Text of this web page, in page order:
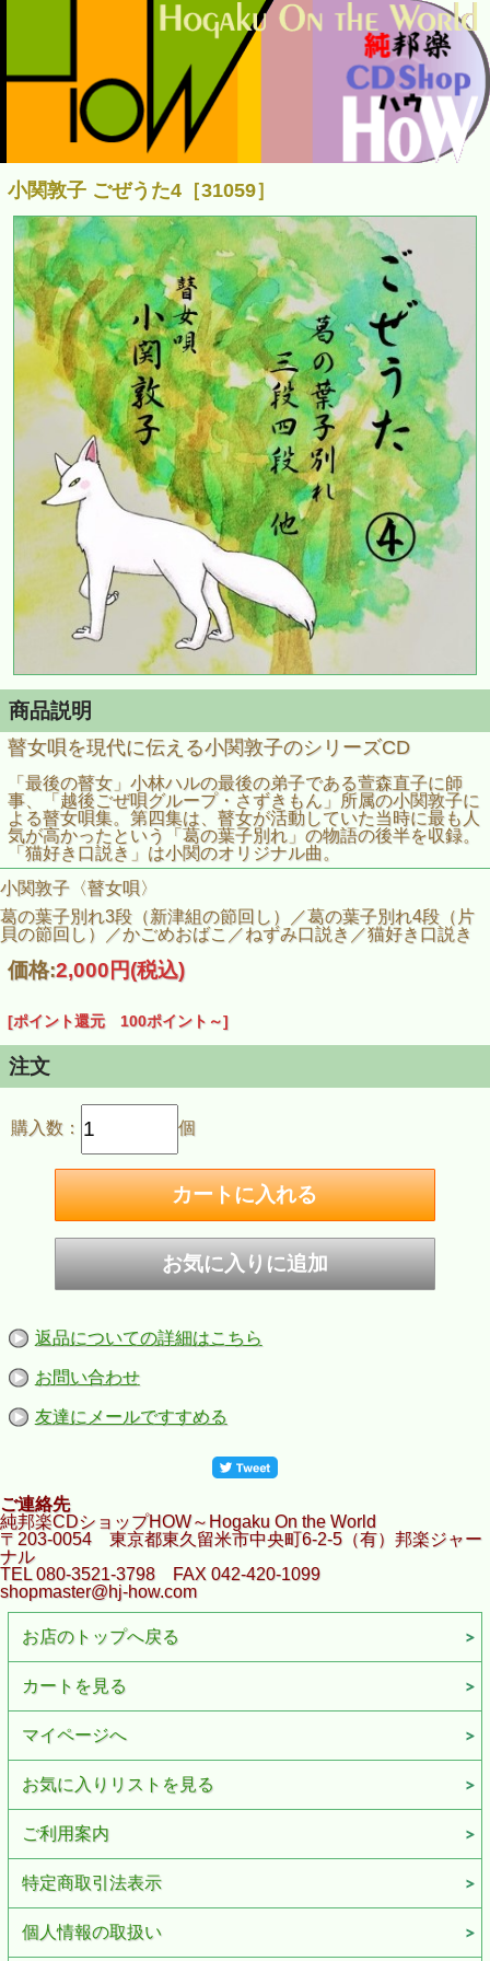
小関敦子 ごぜうた4［31059］
商品説明
瞽女唄を現代に伝える小関敦子のシリーズCD
「最後の瞽女」小林ハルの最後の弟子である萱森直子に師
事、「越後ごぜ唄グループ・さずきもん」所属の小関敦子に
よる瞽女唄集。第四集は、瞽女が活動していた当時に最も人
気が高かったという「葛の葉子別れ」の物語の後半を収録。
「猫好き口説き」は小関のオリジナル曲。
小関敦子〈瞽女唄〉
葛の葉子別れ3段（新津組の節回し）／葛の葉子別れ4段（片
貝の節回し）／かごめおばこ／ねずみ口説き／猫好き口説き
価格:2,000円(税込)
[ポイント還元 100ポイント～]
注文
購入数： 個
返品についての詳細はこちら
お問い合わせ
友達にメールですすめる
ご連絡先
純邦楽CDショップHOW～Hogaku On the World
〒203-0054 東京都東久留米市中央町6-2-5（有）邦楽ジャー
ナル
TEL 080-3521-3798 FAX 042-420-1099
shopmaster@hj-how.com
お店のトップへ戻る
カートを見る
マイページへ
お気に入りリストを見る
ご利用案内
特定商取引法表示
個人情報の取扱い